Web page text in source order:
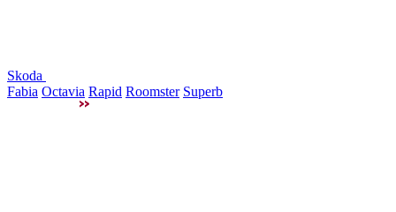
Skoda
Fabia Octavia Rapid Roomster Superb